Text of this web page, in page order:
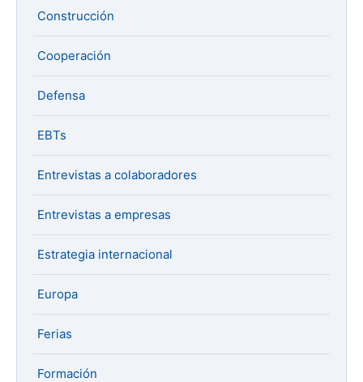
Construcción
Cooperación
Defensa
EBTs
Entrevistas a colaboradores
Entrevistas a empresas
Estrategia internacional
Europa
Ferias
Formación